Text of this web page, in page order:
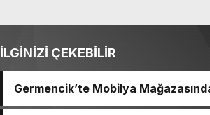
İLGİNİZİ ÇEKEBİLİR
Germencik’te Mobilya
Sürüyor